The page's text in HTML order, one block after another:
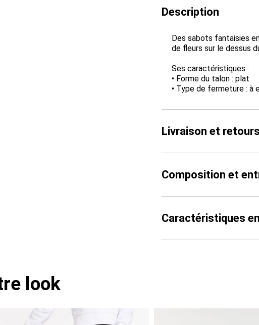
Description
Des sabots fantaisies
de fleurs sur le dessus
Ses caractéristiques :
• Forme du talon : plat
• Type de fermeture : à
Livraison et retours
Composition et
Caractéristiques
look